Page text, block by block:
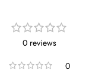
0 reviews
0